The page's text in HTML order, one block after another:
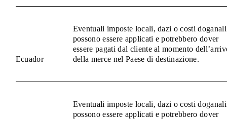
Ecuador
Eventuali imposte locali, dazi o costi doganali
possono essere applicati e potrebbero dover
essere pagati dal cliente al momento
della merce nel Paese di destinazione.
Eventuali imposte locali, dazi o costi doganali
possono essere applicati e potrebbero dover